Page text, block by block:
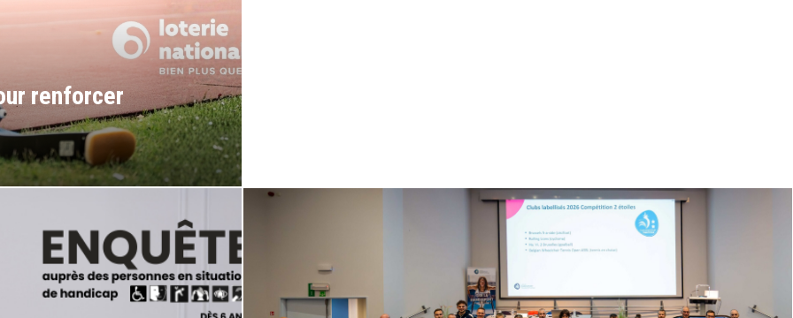
renforcer
Forum “L’inclusion par le sport, un
terrain sans frontières”